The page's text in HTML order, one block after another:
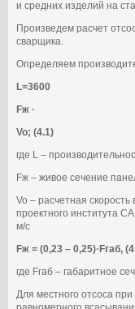
и средних изделий на
Произведем расчет
сварщика.
Определяем
L=3600
Fж ·
Vo; (4.1)
где L –
Fж – живое сечение
Vo – расчетная
проектного института
м/с
Fж = (0,23 – 0,25)·Fгаб,
где Fгаб – габаритное
Для местного отсоса